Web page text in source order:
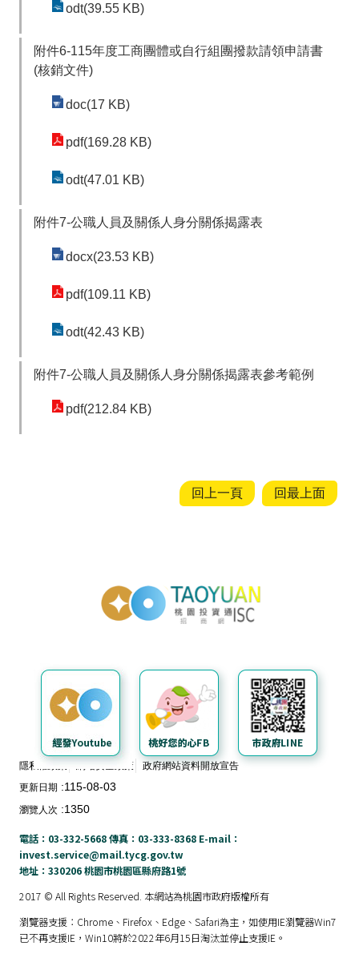
odt(39.55 KB)
附件6-115年度工商團體或自行組團撥款請領申請書
(核銷文件)
doc(17 KB)
pdf(169.28 KB)
odt(47.01 KB)
附件7-公職人員及關係人身分關係揭露表
docx(23.53 KB)
pdf(109.11 KB)
odt(42.43 KB)
附件7-公職人員及關係人身分關係揭露表參考範例
pdf(212.84 KB)
回上一頁 回最上面
隱私權政策 網站安全政策
政府網站資料開放宣告
更新日期
115-08-03
瀏覽人次 1350
投資通招商網
電話：03-332-5668 傳真：03-333-8368 E-mail：
invest.service@mail.tycg.gov.tw
地址：330206 桃園市桃園區縣府路1號
2017 © All Rights Reserved. 本網站為桃園市政府版權所有
瀏覽器支援：Chrome、Firefox、Edge、Safari為主，如使用IE瀏覽器Win7
已不再支援IE，Win10將於2022年6月15日淘汰並停止支援IE。